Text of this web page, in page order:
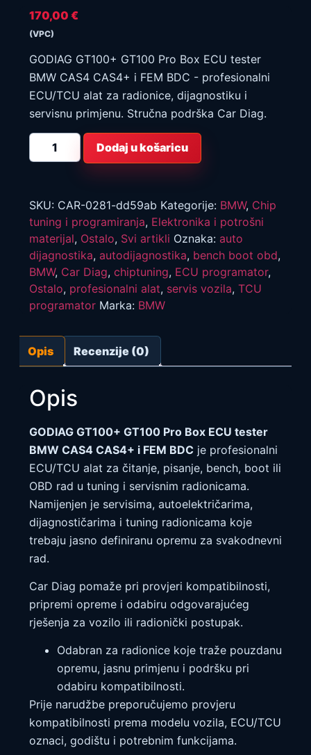
170,00 €
(VPC)
GODIAG GT100+ GT100 Pro Box ECU tester
BMW CAS4 CAS4+ i FEM BDC - profesionalni
ECU/TCU alat za radionice, dijagnostiku i
servisnu primjenu. Stručna podrška Car Diag.
GODIAG
GT100+
GT100
tester
BMW
CAS4
CAS4+
FEM
BDC
količina
Dodaj u košaricu
SKU: CAR-0281-dd59ab Kategorije: BMW, Chip
tuning i programiranja, Elektronika i potrošni
materijal, Ostalo, Svi artikli Oznaka: auto
dijagnostika, autodijagnostika, bench boot obd,
BMW, Car Diag, chiptuning, ECU programator,
Ostalo, profesionalni alat, servis vozila, TCU
programator Marka: BMW
Opis Recenzije (0)
Opis
GODIAG GT100+ GT100 Pro Box ECU tester
BMW CAS4 CAS4+ i FEM BDC je profesionalni
ECU/TCU alat za čitanje, pisanje, bench, boot ili
OBD rad u tuning i servisnim radionicama.
Namijenjen je servisima, autoelektričarima,
dijagnostičarima i tuning radionicama koje
trebaju jasno definiranu opremu za svakodnevni
rad.
Car Diag pomaže pri provjeri kompatibilnosti,
pripremi opreme i odabiru odgovarajućeg
rješenja za vozilo ili radionički postupak.
Odabran za radionice koje traže pouzdanu
opremu, jasnu primjenu i podršku pri
odabiru kompatibilnosti.
Prije narudžbe preporučujemo provjeru
kompatibilnosti prema modelu vozila, ECU/TCU
oznaci, godištu i potrebnim funkcijama.